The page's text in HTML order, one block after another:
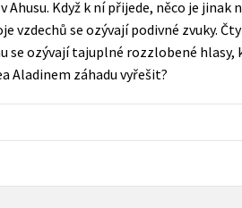
dospělé
děti
Young adult (SK)
Zahraniční literatura
Když k ní přijede, něco je jinak
vzdechů se ozývají podivné zvuky.
ozývají tajuplné rozzlobené hlasy,
Aladinem záhadu vyřešit?